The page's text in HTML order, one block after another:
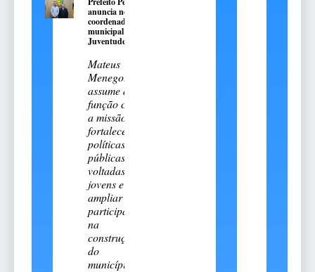
anuncia novo
coordenador
municipal da
Juventude
Mateus
Menegotto
assume a
função com
a missão de
fortalecer
políticas
públicas
voltadas aos
jovens e
ampliar sua
participação
na
construção
do
município